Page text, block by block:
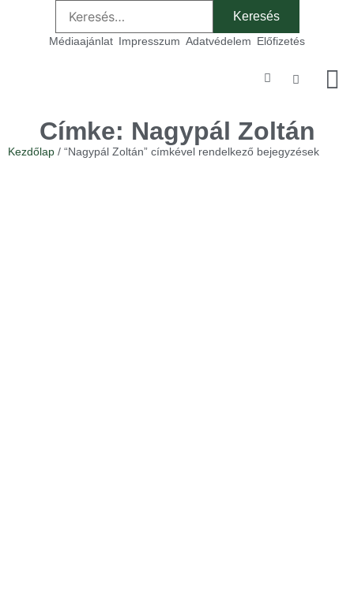
Médiaajánlat Impresszum Adatvédelem Előfizetés
Címke: Nagypál Zoltán
Kezdőlap / “Nagypál Zoltán” címkével rendelkező bejegyzések